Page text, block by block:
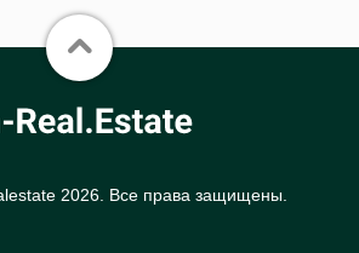
2026. Все права защищены.